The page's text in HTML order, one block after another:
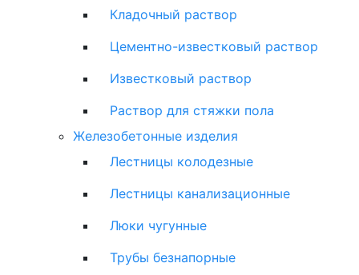
Кладочный раствор
Цементно-известковый раствор
Известковый раствор
Раствор для стяжки пола
Железобетонные изделия
Лестницы колодезные
Лестницы канализационные
Люки чугунные
Трубы безнапорные